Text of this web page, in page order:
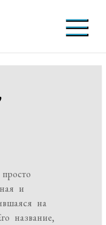
и
на
название,